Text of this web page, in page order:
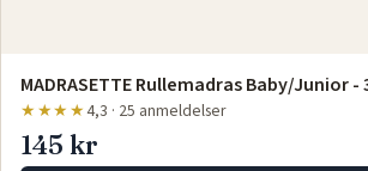
MADRASETTE Rullemadras Baby/Junior -
★★★★4,3 · 25 anmeldelser
145 kr